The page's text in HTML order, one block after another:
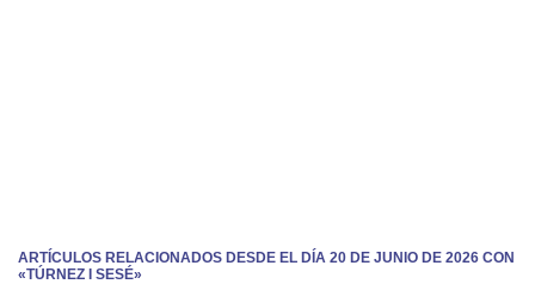
ARTÍCULOS RELACIONADOS DESDE EL DÍA 20 DE JUNIO DE 2026 CON
«TÚRNEZ I SESÉ»